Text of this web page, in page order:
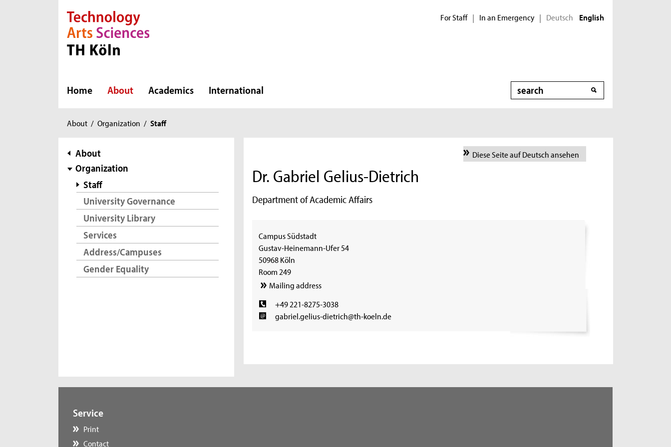
Direkt zur Hauptnavigation
Direkt zur Subnavigation
Direkt zum Inhalt
Direkt zum Fußbereich For Staff | In an Emergency | Deutsch English
Home About Academics International Search
You
here:
About / Organization / Staff
subnavigation
About
Organization
Staff
University Governance
University Library
Services
Address/Campuses
Gender Equality
Diese Seite auf Deutsch ansehen
Dr. Gabriel Gelius-Dietrich
Department of Academic Affairs
Campus Südstadt
Gustav-Heinemann-Ufer 54
50968 Köln
Room 249
Mailing address
+49 221-8275-3038
gabriel.gelius-dietrich@th-koeln.de
Service
Print
Contact